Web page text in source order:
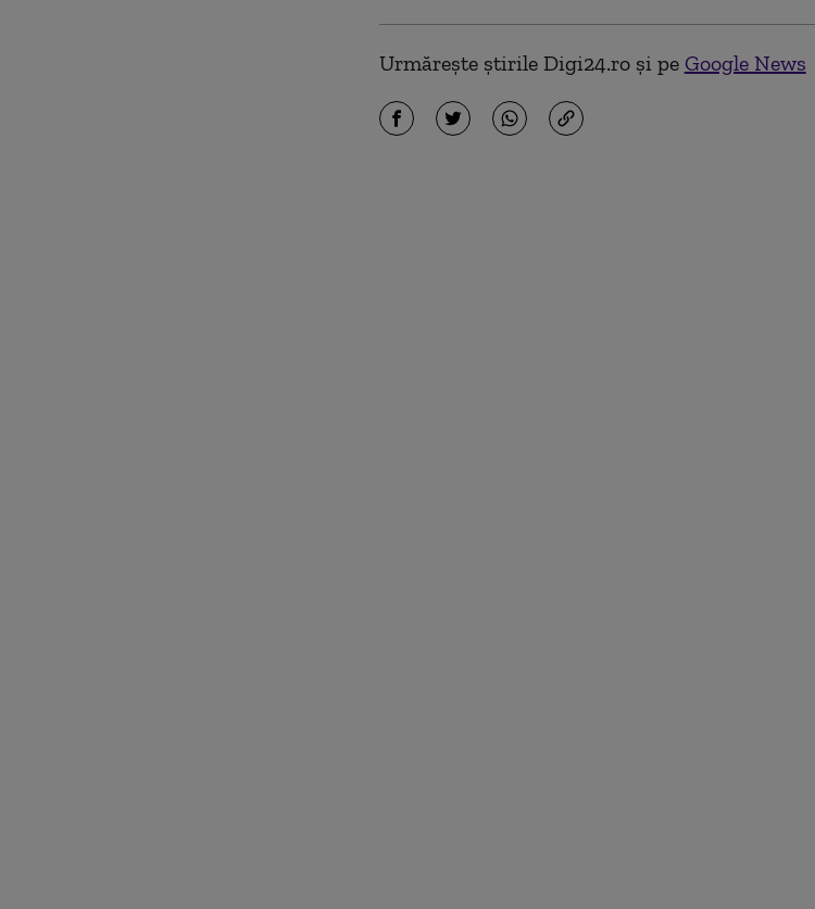
Urmărește știrile Digi24.ro și pe Google News